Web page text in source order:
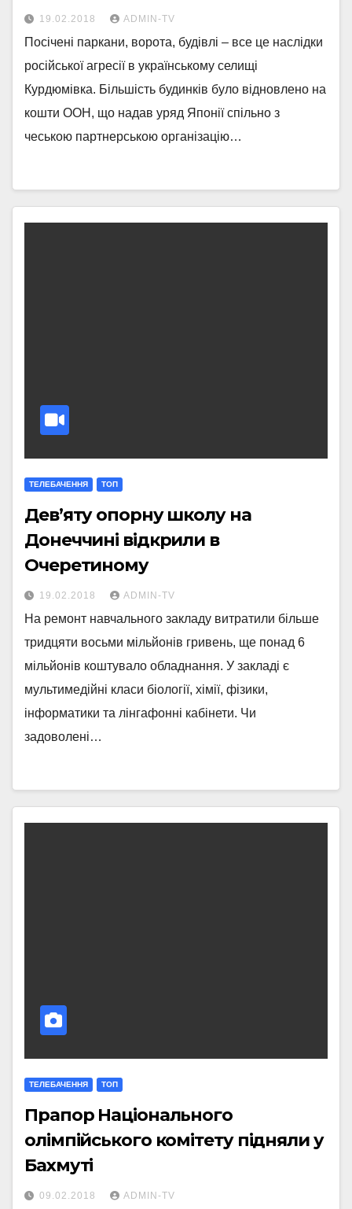
19.02.2018 ADMIN-TV
Посічені паркани, ворота, будівлі – все це наслідки
російської агресії в українському селищі
Курдюмівка. Більшість будинків було відновлено на
кошти ООН, що надав уряд Японії спільно з
чеською партнерською організацію…
ТЕЛЕБАЧЕННЯ ТОП
Дев’яту опорну школу на
Донеччині відкрили в
Очеретиному
19.02.2018 ADMIN-TV
На ремонт навчального закладу витратили більше
тридцяти восьми мільйонів гривень, ще понад 6
мільйонів коштувало обладнання. У закладі є
мультимедійні класи біології, хімії, фізики,
інформатики та лінгафонні кабінети. Чи
задоволені…
ТЕЛЕБАЧЕННЯ ТОП
Прапор Національного
олімпійського комітету підняли у
Бахмуті
09.02.2018 ADMIN-TV